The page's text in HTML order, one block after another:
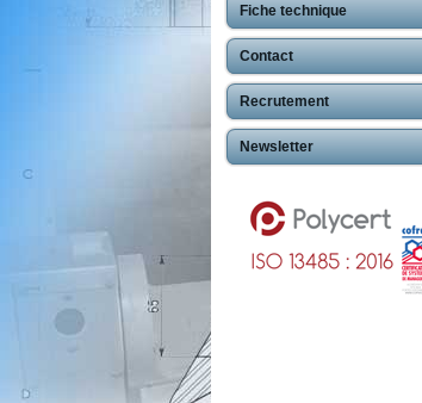
Fiche technique
Contact
Recrutement
Newsletter